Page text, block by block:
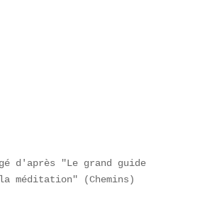
d'après "Le grand guide
méditation" (Chemins)